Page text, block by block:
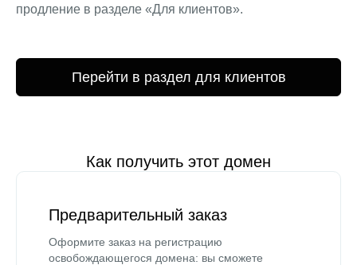
продление в разделе «Для клиентов».
Перейти в раздел для клиентов
Как получить этот домен
Предварительный заказ
Оформите заказ на регистрацию
освобождающегося домена: вы сможете